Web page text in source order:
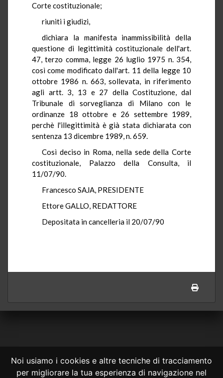
Noi usiamo i cookies e altre tecniche di tracciamento
per migliorare la tua esperienza di navigazione nel
Corte costituzionale;
riuniti i giudizi,
dichiara la manifesta inammissibilità della
questione di legittimità costituzionale dell'art.
47, terzo comma, legge 26 luglio 1975 n. 354,
così come modificato dall'art. 11 della legge 10
ottobre 1986 n. 663, sollevata, in riferimento
agli artt. 3, 13 e 27 della Costituzione, dal
Tribunale di sorveglianza di Milano con le
ordinanze 18 ottobre e 26 settembre 1989,
perchè l'illegittimità è già stata dichiarata con
sentenza 13 dicembre 1989, n. 659.
Così deciso in Roma, nella sede della Corte
costituzionale, Palazzo della Consulta, il
11/07/90.
Francesco SAJA, PRESIDENTE
Ettore GALLO, REDATTORE
Depositata in cancelleria il 20/07/90
CONSULTA ONLINE DAL 1995 -NOTE LEGALI